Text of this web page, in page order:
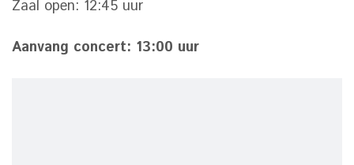
Zaal open: 12:45 uur
Aanvang concert: 13:00 uur